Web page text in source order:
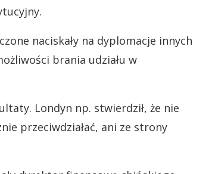
naciskały na dyplomacje innych
brania udziału w
Londyn np. stwierdził, że nie
przeciwdziałać, ani ze strony